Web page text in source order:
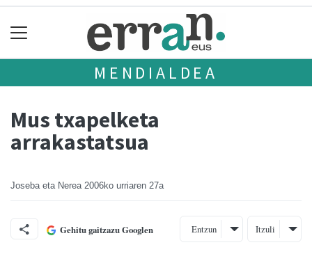
MENDIALDEA
Mus txapelketa
arrakastatsua
Joseba eta Nerea 2006ko urriaren 27a
Gehitu gaitzazu Googlen Entzun Itzuli